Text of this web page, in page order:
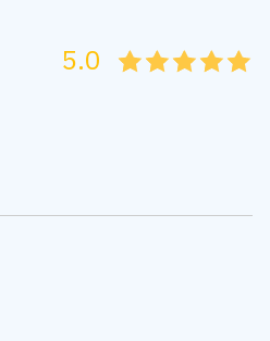
45
4
35
3
25
2
15
1
05
5.0